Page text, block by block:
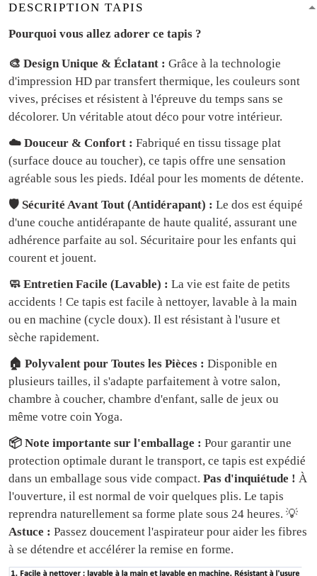
DESCRIPTION TAPIS
Pourquoi vous allez adorer ce tapis ?
🎨 Design Unique & Éclatant : Grâce à la technologie
d'impression HD par transfert thermique, les couleurs sont
vives, précises et résistent à l'épreuve du temps sans se
décolorer. Un véritable atout déco pour votre intérieur.
☁️ Douceur & Confort : Fabriqué en tissu tissage plat
(surface douce au toucher), ce tapis offre une sensation
agréable sous les pieds. Idéal pour les moments de détente.
🛡️ Sécurité Avant Tout (Antidérapant) : Le dos est équipé
d'une couche antidérapante de haute qualité, assurant une
adhérence parfaite au sol. Sécuritaire pour les enfants qui
courent et jouent.
🧼 Entretien Facile (Lavable) : La vie est faite de petits
accidents ! Ce tapis est facile à nettoyer, lavable à la main
ou en machine (cycle doux). Il est résistant à l'usure et
sèche rapidement.
🏠 Polyvalent pour Toutes les Pièces : Disponible en
plusieurs tailles, il s'adapte parfaitement à votre salon,
chambre à coucher, chambre d'enfant, salle de jeux ou
même votre coin Yoga.
📦 Note importante sur l'emballage : Pour garantir une
protection optimale durant le transport, ce tapis est expédié
dans un emballage sous vide compact. Pas d'inquiétude ! À
l'ouverture, il est normal de voir quelques plis. Le tapis
reprendra naturellement sa forme plate sous 24 heures. 💡
Astuce : Passez doucement l'aspirateur pour aider les fibres
à se détendre et accélérer la remise en forme.